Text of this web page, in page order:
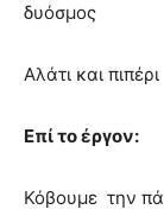
δυόσμος
Αλάτι και πιπέρι
Επί το έργον:
Κόβουμε την